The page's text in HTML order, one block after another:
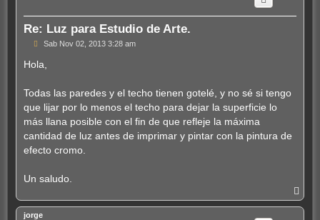
Re: Luz para Estudio de Arte.
M
n
e
Sab Nov 02, 2013 3:28 am
Hola,
Todas las paredes y el techo tienen gotelé, y no sé si tengo
que lijar por lo menos el techo para dejar la superficie lo
más llana posible con el fin de que refleje la máxima
cantidad de luz antes de imprimar y pintar con la pintura de
efecto cromo.
Un saludo.
r
r
jorge